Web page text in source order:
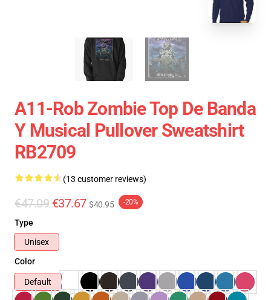
A11-Rob Zombie Top De Banda
Y Musical Pullover Sweatshirt
RB2709
(13 customer reviews)
€47.09 €37.67 $40.95 -20%
Type
Unisex
Color
Default